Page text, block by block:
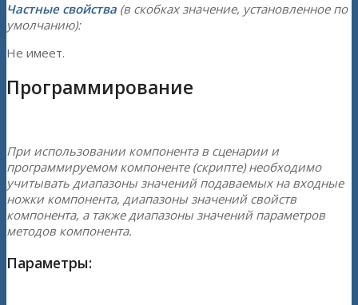
Частные свойства (в скобках значение, установленное по
умолчанию):
Не имеет.
Программирование
При использовании компонента в сценарии и
программируемом компоненте (скрипте) необходимо
учитывать диапазоны значений подаваемых на входные
ножки компонента, диапазоны значений свойств
компонента, а также диапазоны значений параметров
методов компонента.
Параметры: